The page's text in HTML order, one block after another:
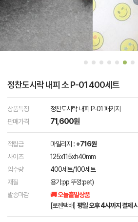
정찬도시락 내피 소 P-01 400세트
상품특징
정찬도시락 내피 P-01 패키지
판매가격
71,600원
적립금 마일리지 : +716원
사이즈
125x115xh40mm
입수량
400세트/100세트
재질
용기:pp 뚜껑:pet)
발송마감
🚚 오늘출발상품
[로젠택배] 평일 오후 4시까지 결제 시